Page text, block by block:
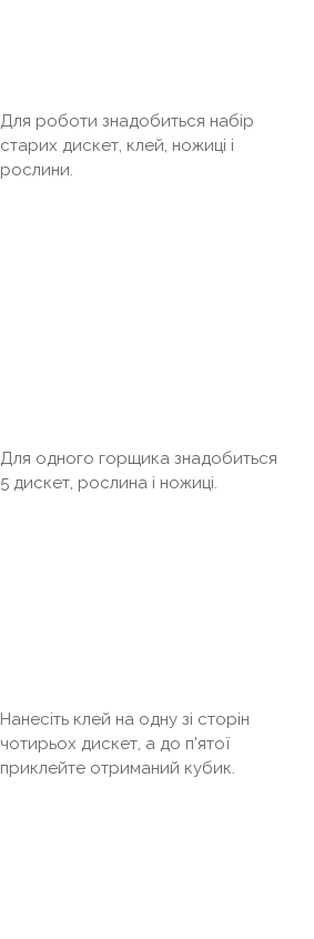
Для роботи знадобиться набір
старих дискет, клей, ножиці і
рослини.
Для одного горщика знадобиться
5 дискет, рослина і ножиці.
Нанесіть клей на одну зі сторін
чотирьох дискет, а до п'ятої
приклейте отриманий кубик.